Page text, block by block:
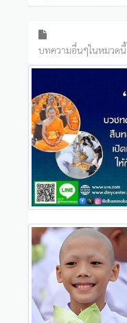
บทความอื่นๆในหมวดนี้